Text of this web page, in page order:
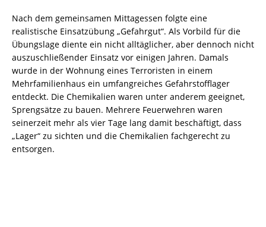
Nach dem gemeinsamen Mittagessen folgte eine
realistische Einsatzübung „Gefahrgut“. Als Vorbild für die
Übungslage diente ein nicht alltäglicher, aber dennoch nicht
auszuschließender Einsatz vor einigen Jahren. Damals
wurde in der Wohnung eines Terroristen in einem
Mehrfamilienhaus ein umfangreiches Gefahrstofflager
entdeckt. Die Chemikalien waren unter anderem geeignet,
Sprengsätze zu bauen. Mehrere Feuerwehren waren
seinerzeit mehr als vier Tage lang damit beschäftigt, dass
„Lager“ zu sichten und die Chemikalien fachgerecht zu
entsorgen.